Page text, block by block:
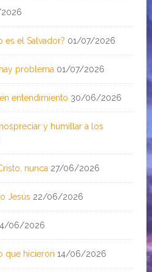
es el Salvador? 01/07/2026
problema 01/07/2026
entendimiento 30/06/2026
y humillar a los
nunca 27/06/2026
Jesús 22/06/2026
06/2026
que hicieron 14/06/2026